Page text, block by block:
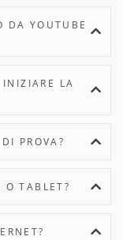
DA YOUTUBE
INIZIARE LA
PROVA?
O TABLET?